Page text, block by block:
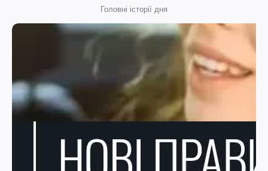
Головні історії дня